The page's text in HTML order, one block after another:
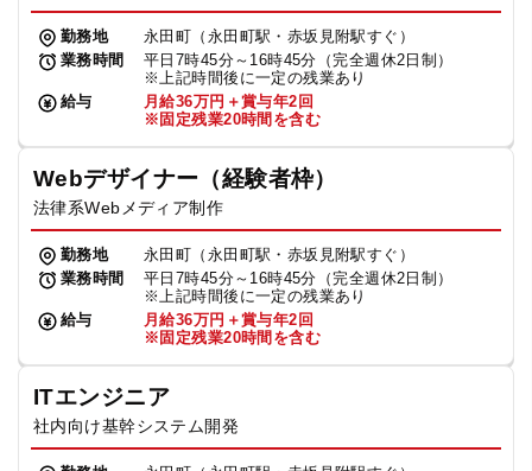
勤務地
永田町（永田町駅・赤坂見附駅すぐ）
業務時間
平日7時45分～16時45分（完全週休2日制）
※上記時間後に一定の残業あり
給与
月給36万円＋賞与年2回
※固定残業20時間を含む
Webデザイナー（経験者枠）
法律系Webメディア制作
勤務地
永田町（永田町駅・赤坂見附駅すぐ）
業務時間
平日7時45分～16時45分（完全週休2日制）
※上記時間後に一定の残業あり
給与
月給36万円＋賞与年2回
※固定残業20時間を含む
ITエンジニア
社内向け基幹システム開発